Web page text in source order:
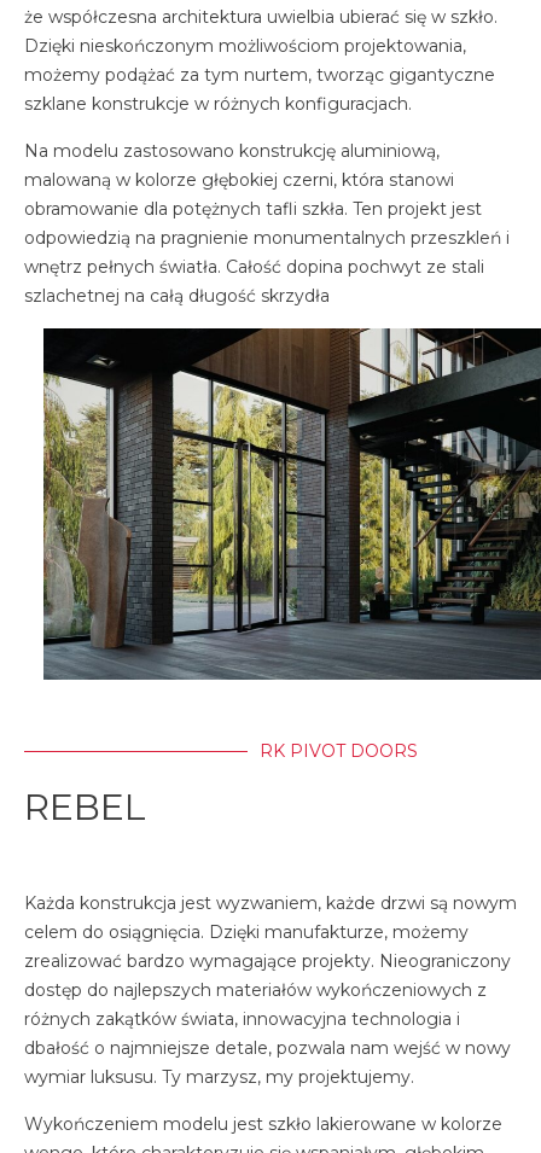
że współczesna architektura uwielbia ubierać się w szkło.
Dzięki nieskończonym możliwościom projektowania,
możemy podążać za tym nurtem, tworząc gigantyczne
szklane konstrukcje w różnych konfiguracjach.
Na modelu zastosowano konstrukcję aluminiową,
malowaną w kolorze głębokiej czerni, która stanowi
obramowanie dla potężnych tafli szkła. Ten projekt jest
odpowiedzią na pragnienie monumentalnych przeszkleń i
wnętrz pełnych światła. Całość dopina pochwyt ze stali
szlachetnej na całą długość skrzydła
RK PIVOT DOORS
REBEL
Każda konstrukcja jest wyzwaniem, każde drzwi są nowym
celem do osiągnięcia. Dzięki manufakturze, możemy
zrealizować bardzo wymagające projekty. Nieograniczony
dostęp do najlepszych materiałów wykończeniowych z
różnych zakątków świata, innowacyjna technologia i
dbałość o najmniejsze detale, pozwala nam wejść w nowy
wymiar luksusu. Ty marzysz, my projektujemy.
Wykończeniem modelu jest szkło lakierowane w kolorze